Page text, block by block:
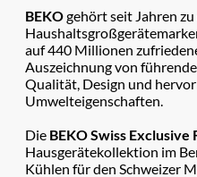
BEKOgehört seit Jahren
auf 440 Millionen
Auszeichnung von
Qualität, Design und
Umwelteigenschaften.
Die BEKO Swiss Exclusive
Hausgerätekollektion im
Kühlen für den Schweizer